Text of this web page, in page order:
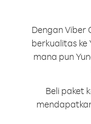
Dengan Viber
berkualitas ke
mana pun
Beli paket